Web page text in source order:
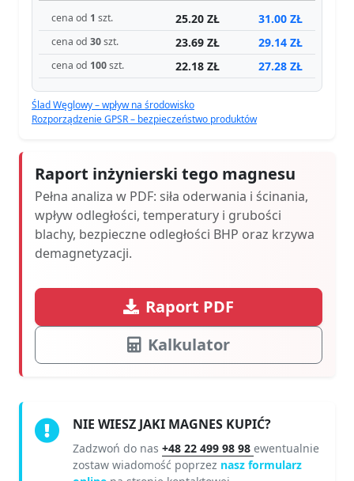
cena od 1 szt. 25.20 ZŁ 31.00 ZŁ
cena od 30szt. 23.69 ZŁ 29.14 ZŁ
cena od 100szt. 22.18 ZŁ 27.28 ZŁ
Ślad Węglowy – wpływ na środowisko
Rozporządzenie GPSR – bezpieczeństwo produktów
Raport inżynierski tego magnesu
Pełna analiza w PDF: siła oderwania i ścinania,
wpływ odległości, temperatury i grubości
blachy, bezpieczne odległości BHP oraz krzywa
demagnetyzacji.
Raport PDF
Kalkulator
NIE WIESZ JAKI MAGNES KUPIĆ?
Zadzwoń do nas +48 22 499 98 98 ewentualnie
zostaw wiadomość poprzez nasz formularz